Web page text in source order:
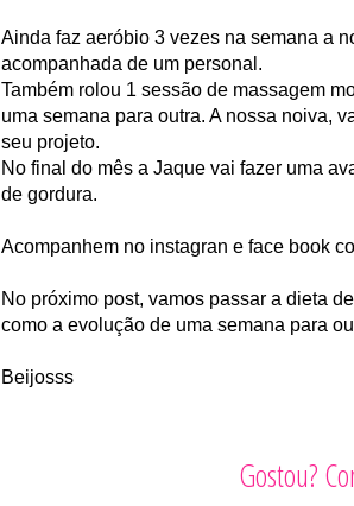
Ainda faz aeróbio 3 vezes na semana a
acompanhada de um personal.
Também rolou 1 sessão de massagem
uma semana para outra. A nossa noiva,
seu projeto.
No final do mês a Jaque vai fazer uma
de gordura.
Acompanhem no instagran e face book
No próximo post, vamos passar a dieta
como a evolução de uma semana para
Beijosss
Gostou?